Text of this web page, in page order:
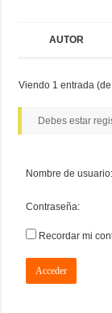
AUTOR
Viendo 1 entrada
Debes estar
Nombre de usuario:
Contraseña:
Recordar mi
Acceder